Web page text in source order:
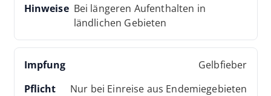
Bei längeren Aufenthalten in
ländlichen Gebieten
Gelbfieber
Nur bei Einreise aus Endemiegebieten